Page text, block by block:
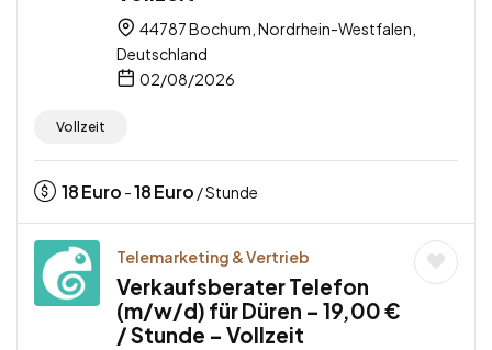
44787 Bochum, Nordrhein-Westfalen,
Deutschland
02/08/2026
Vollzeit
18Euro -18Euro / Stunde
Telemarketing & Vertrieb
Verkaufsberater Telefon
(m/w/d) für Düren – 19,00 €
/ Stunde – Vollzeit